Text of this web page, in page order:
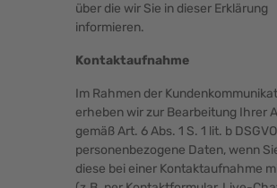
über die wir Sie in dieser Erklärung
informieren.
Kontaktaufnahme
Im Rahmen der
erheben wir zur Bearbeitung Ihrer
gemäß Art. 6 Abs. 1 S. 1 lit. b DSGVO
personenbezogene Daten, wenn
diese bei einer Kontaktaufnahme